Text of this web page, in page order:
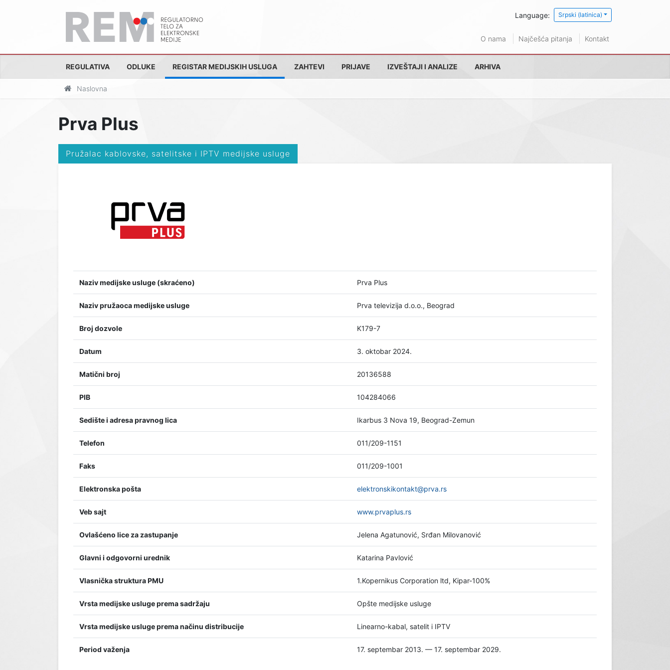
Language: Srpski (latinica)
O nama Najčešća pitanja Kontakt
REGULATIVA ODLUKE REGISTAR MEDIJSKIH USLUGA ZAHTEVI PRIJAVE IZVEŠTAJI I ANALIZE ARHIVA
Naslovna
Prva Plus
Pružalac kablovske, satelitske i IPTV medijske usluge
Naziv medijske usluge (skraćeno) Prva Plus
Naziv pružaoca medijske usluge Prva televizija d.o.o., Beograd
Broj dozvole K179-7
Datum 3. oktobar 2024.
Matični broj 20136588
PIB 104284066
Sedište i adresa pravnog lica Ikarbus 3 Nova 19, Beograd-Zemun
Telefon 011/209-1151
Faks 011/209-1001
Elektronska pošta elektronskikontakt@prva.rs
Veb sajt www.prvaplus.rs
Ovlašćeno lice za zastupanje Jelena Agatunović, Srđan Milovanović
Glavni i odgovorni urednik Katarina Pavlović
Vlasnička struktura PMU 1.Kopernikus Corporation ltd, Kipar-100%
Vrsta medijske usluge prema sadržaju Opšte medijske usluge
Vrsta medijske usluge prema načinu distribucije Linearno-kabal, satelit i IPTV
Period važenja 17. septembar 2013. — 17. septembar 2029.